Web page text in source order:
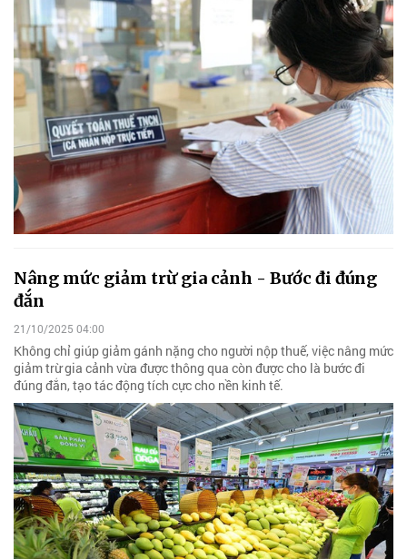
Nâng mức giảm trừ gia cảnh - Bước đi đúng
đắn
21/10/2025 04:00
Không chỉ giúp giảm gánh nặng cho người nộp thuế, việc nâng mức
giảm trừ gia cảnh vừa được thông qua còn được cho là bước đi
đúng đắn, tạo tác động tích cực cho nền kinh tế.